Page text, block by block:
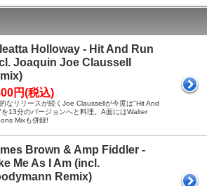
Holloway - Hit And Run
Joaquin Joe Claussell
円(税込)
なリリースが続くJoe Claussellが今度は"Hit And
13分のバージョンへと料理。A面にはWalter
Mixも併録!
Brown & Amp Fiddler -
Me As I Am (incl.
Remix)